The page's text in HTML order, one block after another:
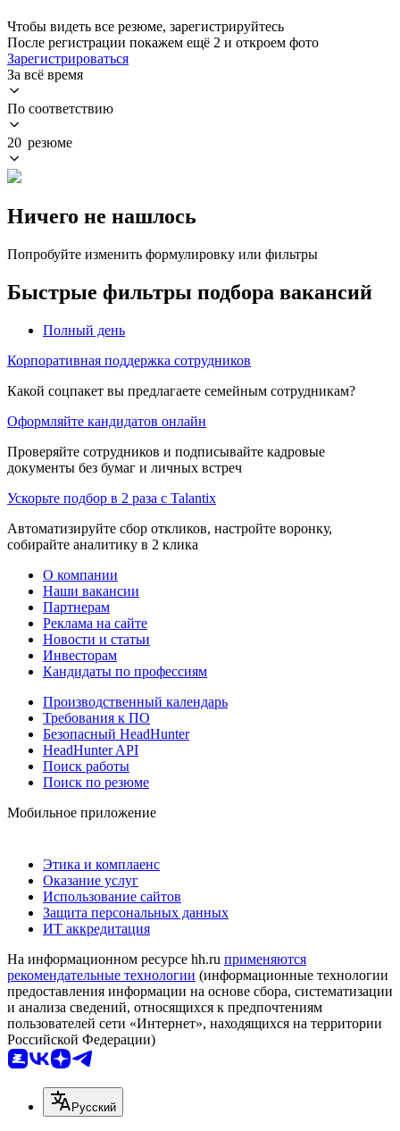
Чтобы видеть все резюме, зарегистрируйтесь
После регистрации покажем ещё 2 и откроем фото
Зарегистрироваться
За всё время
По соответствию
20 резюме
Ничего не нашлось
Попробуйте изменить формулировку или фильтры
Быстрые фильтры подбора вакансий
Полный день
Корпоративная поддержка сотрудников
Какой соцпакет вы предлагаете семейным сотрудникам?
Оформляйте кандидатов онлайн
Проверяйте сотрудников и подписывайте кадровые
документы без бумаг и личных встреч
Ускорьте подбор в 2 раза с Talantix
Автоматизируйте сбор откликов, настройте воронку,
собирайте аналитику в 2 клика
О компании
Наши вакансии
Партнерам
Реклама на сайте
Новости и статьи
Инвесторам
Кандидаты по профессиям
Производственный календарь
Требования к ПО
Безопасный HeadHunter
HeadHunter API
Поиск работы
Поиск по резюме
Мобильное приложение
Этика и комплаенс
Оказание услуг
Использование сайтов
Защита персональных данных
ИТ аккредитация
На информационном ресурсе hh.ru применяются
рекомендательные технологии (информационные технологии
предоставления информации на основе сбора, систематизации
и анализа сведений, относящихся к предпочтениям
пользователей сети «Интернет», находящихся на территории
Российской Федерации)
Русский